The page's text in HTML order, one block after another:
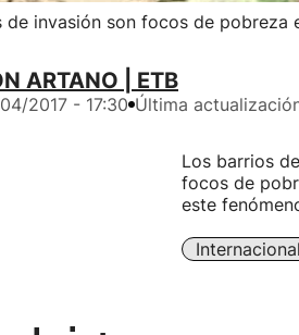
de invasión son focos de pobreza
ARTANO | ETB
2017 - 17:30 Última
Los barrios
focos de
este
Internacional